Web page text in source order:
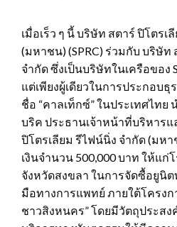
เมื่อเร็ว ๆ นี้ บริษัท สตาร์ ปิโตรเ
(มหาชน) (SPRC) ร่วมกับ บริษัท
จำกัด ซึ่งเป็นบริษัทในเครือของ
แต่เพียงผู้เดียวในการประกอบ
ชื่อ “คาลเท็กซ์” ในประเทศไทย
บริค ประธานเจ้าหน้าที่บริหาร
ปิโตรเลียม รีไฟน์นิ่ง จำกัด (มห
เงินจำนวน 500,000 บาท ให้แ
จังหวัดสงขลา ในการจัดซื้อยูนิ
มือทางการแพทย์ ภายใต้โครง
ชาวสิงหนคร” โดยมีวัตถุประสง